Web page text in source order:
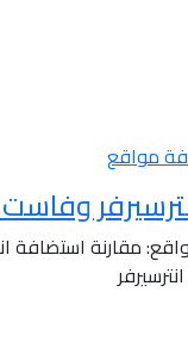
مواقع
مقارنة استضافة